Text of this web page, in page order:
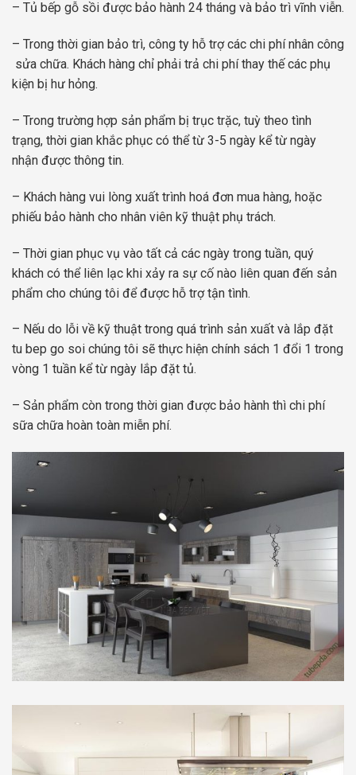
– Tủ bếp gỗ sồi được bảo hành 24 tháng và bảo trì vĩnh viễn.
– Trong thời gian bảo trì, công ty hỗ trợ các chi phí nhân công
sửa chữa. Khách hàng chỉ phải trả chi phí thay thế các phụ
kiện bị hư hỏng.
– Trong trường hợp sản phẩm bị trục trặc, tuỳ theo tình
trạng, thời gian khắc phục có thể từ 3-5 ngày kể từ ngày
nhận được thông tin.
– Khách hàng vui lòng xuất trình hoá đơn mua hàng, hoặc
phiếu bảo hành cho nhân viên kỹ thuật phụ trách.
– Thời gian phục vụ vào tất cả các ngày trong tuần, quý
khách có thể liên lạc khi xảy ra sự cố nào liên quan đến sản
phẩm cho chúng tôi để được hỗ trợ tận tình.
– Nếu do lỗi về kỹ thuật trong quá trình sản xuất và lắp đặt
tu bep go soi chúng tôi sẽ thực hiện chính sách 1 đổi 1 trong
vòng 1 tuần kể từ ngày lắp đặt tủ.
– Sản phẩm còn trong thời gian được bảo hành thì chi phí
sữa chữa hoàn toàn miễn phí.